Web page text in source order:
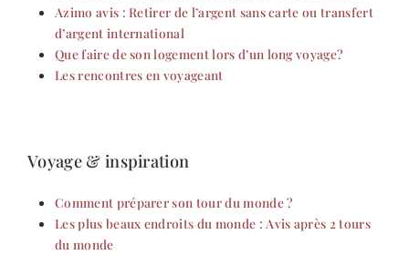
Azimo avis : Retirer de l’argent sans carte ou transfert
d’argent international
Que faire de son logement lors d’un long voyage?
Les rencontres en voyageant
Voyage & inspiration
Comment préparer son tour du monde ?
Les plus beaux endroits du monde : Avis après 2 tours
du monde